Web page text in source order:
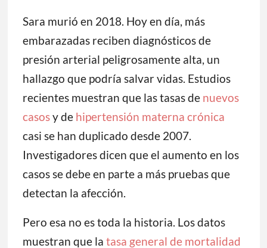
Sara murió en 2018. Hoy en día, más
embarazadas reciben diagnósticos de
presión arterial peligrosamente alta, un
hallazgo que podría salvar vidas. Estudios
recientes muestran que las tasas de nuevos
casosy de hipertensión materna crónica
casi se han duplicado desde 2007.
Investigadores dicen que el aumento en los
casos se debe en parte a más pruebas que
detectan la afección.
Pero esa no es toda la historia. Los datos
muestran que la tasa general de mortalidad